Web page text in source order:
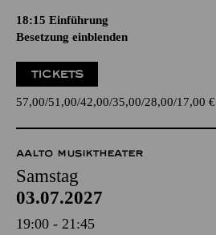
18:15 Einführung
Besetzung einblenden
TICKETS
57,00 51,00 42,00 35,00 28,00 17,00 €
AALTO MUSIKTHEATER
Samstag
03.07.2027
19:00 - 21:45